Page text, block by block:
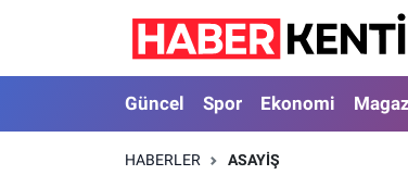
Güncel Spor Ekonomi
HABERLER ASAYIŞ
Güncel
Spor
Nöbetçi Eczaneler
Hava Durumu